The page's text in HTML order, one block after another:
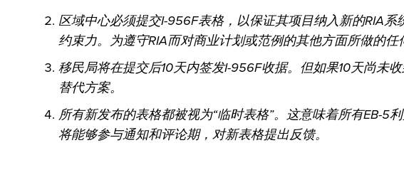
区域中心必须提交I-956F表格，以保证其项目纳入新的RIA
约束力。为遵守RIA而对商业计划或范例的其他方面所做的任
移民局将在提交后10天内签发I-956F收据。但如果10天尚未
替代方案。
所有新发布的表格都被视为“临时表格”。这意味着所有EB-5
将能够参与通知和评论期，对新表格提出反馈。